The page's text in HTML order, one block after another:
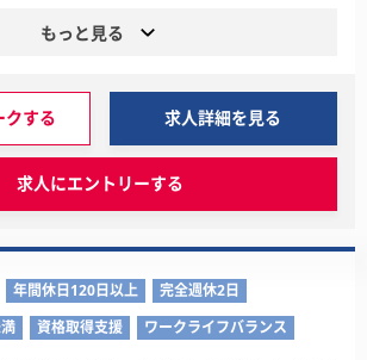
もっと見る
クする 求人詳細を見る
求人にエントリーする
年間休日120日以上
完全週休2日
資格取得支援 ワークライフバランス